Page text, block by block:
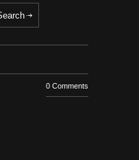
0 Comments